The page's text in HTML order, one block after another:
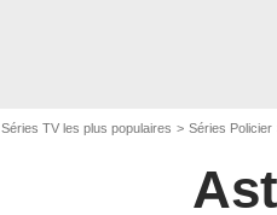
Séries TV les plus populaires Séries Policier